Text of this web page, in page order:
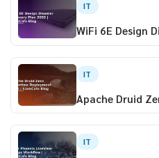
IT
WiFi 6E Design
IT
Apache Druid
IT